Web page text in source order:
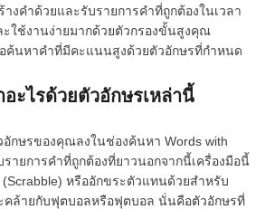
งคำด้วยและรับรายการคำที่ถูกต้องในเวลา
ใช้งานง่ายมากด้วยตัวกรองขั้นสูงคุณ
ค้นหาคำที่มีคะแนนสูงด้วยตัวอักษรที่กำหนด
ะไรด้วยตัวอักษรเหล่านี้
กษรของคุณลงในช่องค้นหา Words with
ายการคำที่ถูกต้องที่ยาวนอกจากนี้เครื่องมือนี้
(Scrabble) หรืออักขระตัวแทนด้วยสำหรับ
คล้ายกับฟุตบอลหรือฟุตบอล นั่นคือตัวอักษรที่